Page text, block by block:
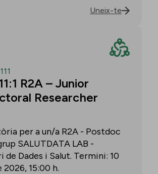
Uneix-te
R2A – Junior
Researcher
per a un/a R2A - Postdoc
SALUTDATA LAB -
de Dades i Salut. Termini: 10
2026, 15:00 h.